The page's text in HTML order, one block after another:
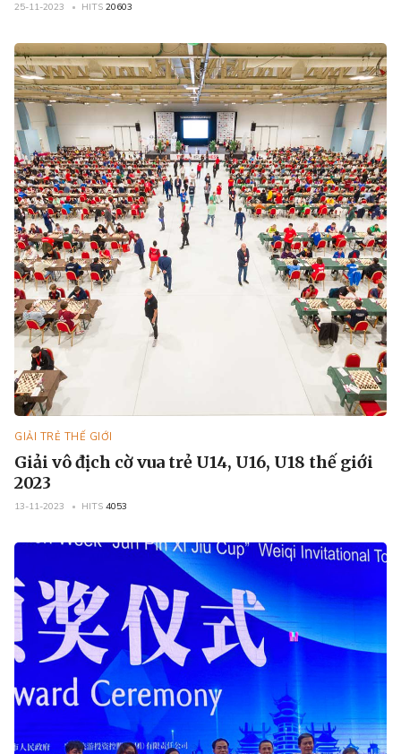
25-11-2023 HITS 20603
GIẢI TRẺ THẾ GIỚI
Giải vô địch cờ vua trẻ U14, U16, U18 thế giới
2023
13-11-2023 HITS 4053